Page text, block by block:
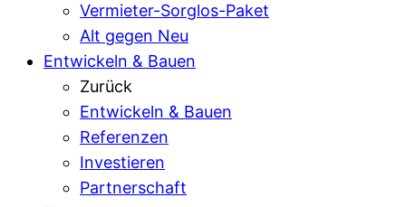
Vermieter-Sorglos-Paket
Alt gegen Neu
Entwickeln & Bauen
Zurück
Entwickeln & Bauen
Referenzen
Investieren
Partnerschaft